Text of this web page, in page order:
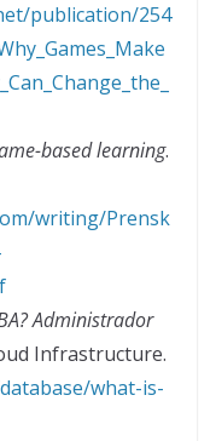
publication/254
based learning.
writing/Prensk
Administrador
Infrastructure.
what-is-